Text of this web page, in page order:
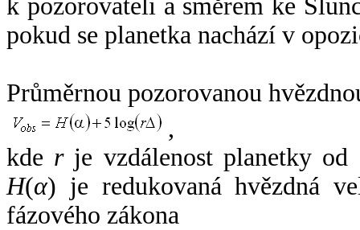
k pozorovateli a směrem ke
pokud se planetka nachází v
Průměrnou pozorovanou
,
kde rje vzdálenost planetky od
H(α) je redukovaná hvězdná
fázového zákona